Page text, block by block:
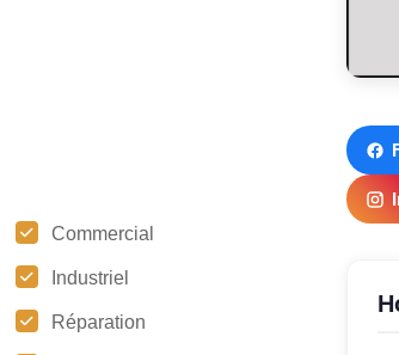
Commercial
Industriel
Réparation